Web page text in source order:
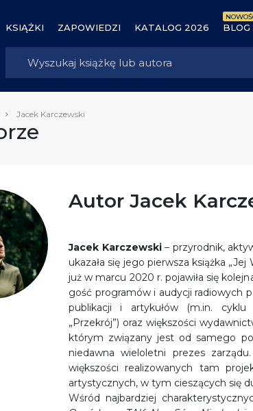
KSIĄŻKI ZAPOWIEDZI KATALOG 2026 BLOG
Jacek Karczewski
Autor Jacek
Jacek Karczewski– przyrodnik,
ukazała się jego pierwsza książka
już w marcu 2020 r. pojawiła się
gość programów i audycji radiowych
publikacji i artykułów (m.in. cyklu
„Przekrój”) oraz większości
którym związany jest od samego
niedawna wieloletni prezes
większości realizowanych tam
artystycznych, w tym cieszących się
Wśród najbardziej